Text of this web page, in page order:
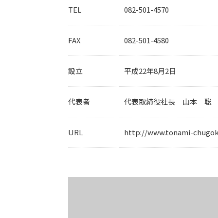
TEL 082-501-4570
FAX 082-501-4580
設立 平成22年8月2日
代表者 代表取締役社長 山本 聡
URL http://www.tonami-